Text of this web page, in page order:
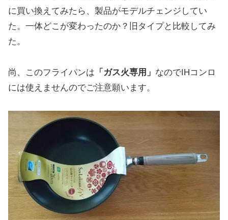
に買い換えてみたら、製品がモデルチェンジしてい
た。一体どこが変わったのか？旧タイプと比較してみ
た。
尚、このフライパンは 「ガス火専用」 なのでIHコンロ
には使えませんのでご注意願います。